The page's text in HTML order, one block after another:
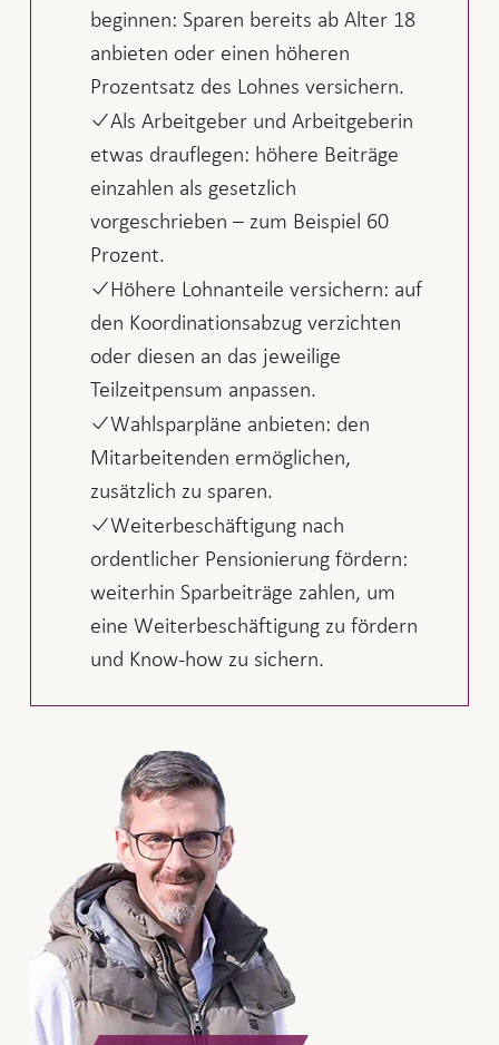
beginnen: Sparen bereits ab Alter 18
anbieten oder einen höheren
Prozentsatz des Lohnes versichern.
Als Arbeitgeber und Arbeitgeberin
etwas drauflegen: höhere Beiträge
einzahlen als gesetzlich
vorgeschrieben – zum Beispiel 60
Prozent.
Höhere Lohnanteile versichern: auf
den Koordinationsabzug verzichten
oder diesen an das jeweilige
Teilzeitpensum anpassen.
Wahlsparpläne anbieten: den
Mitarbeitenden ermöglichen,
zusätzlich zu sparen.
Weiterbeschäftigung nach
ordentlicher Pensionierung fördern:
weiterhin Sparbeiträge zahlen, um
eine Weiterbeschäftigung zu fördern
und Know-how zu sichern.